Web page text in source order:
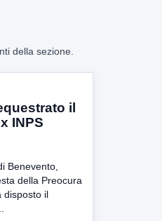
della sezione.
il
INPS
Benevento,
della Preocura
disposto il